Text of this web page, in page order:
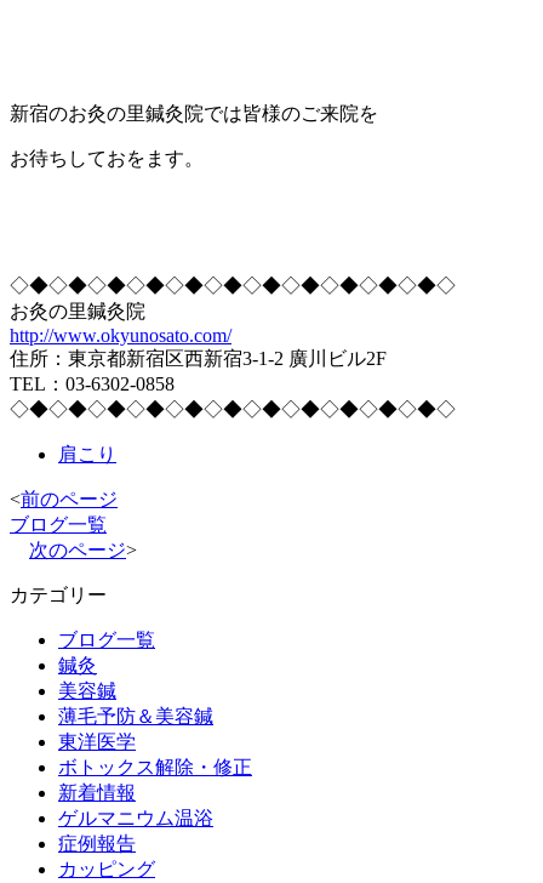
新宿のお灸の里鍼灸院では皆様のご来院を
お待ちしておをます。
◇◆◇◆◇◆◇◆◇◆◇◆◇◆◇◆◇◆◇◆◇◆◇
お灸の里鍼灸院
http://www.okyunosato.com/
住所：東京都新宿区西新宿3-1-2 廣川ビル2F
TEL：03-6302-0858
◇◆◇◆◇◆◇◆◇◆◇◆◇◆◇◆◇◆◇◆◇◆◇
肩こり
<前のページ
ブログ一覧
次のページ>
カテゴリー
ブログ一覧
鍼灸
美容鍼
薄毛予防＆美容鍼
東洋医学
ボトックス解除・修正
新着情報
ゲルマニウム温浴
症例報告
カッピング